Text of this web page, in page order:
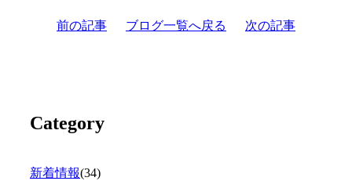
前の記事 ブログ一覧へ戻る 次の記事
Category
新着情報(34)